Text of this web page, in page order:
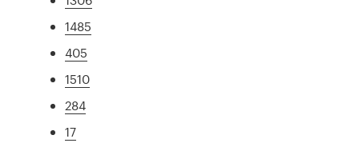
1485
405
1510
284
17